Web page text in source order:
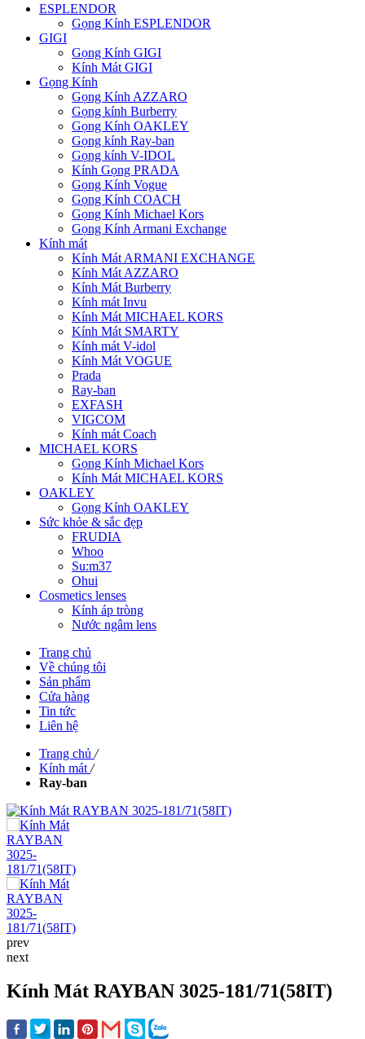
ESPLENDOR
Gọng Kính ESPLENDOR
GIGI
Gọng Kính GIGI
Kính Mát GIGI
Gọng Kính
Gọng Kính AZZARO
Gọng kính Burberry
Gọng Kính OAKLEY
Gọng kính Ray-ban
Gọng kính V-IDOL
Kính Gọng PRADA
Gọng Kính Vogue
Gọng Kính COACH
Gọng Kính Michael Kors
Gọng Kính Armani Exchange
Kính mát
Kính Mát ARMANI EXCHANGE
Kính Mát AZZARO
Kính Mát Burberry
Kính mát Invu
Kính Mát MICHAEL KORS
Kính Mát SMARTY
Kính mát V-idol
Kính Mát VOGUE
Prada
Ray-ban
EXFASH
VIGCOM
Kính mát Coach
MICHAEL KORS
Gọng Kính Michael Kors
Kính Mát MICHAEL KORS
OAKLEY
Gọng Kính OAKLEY
Sức khỏe & sắc đẹp
FRUDIA
Whoo
Su:m37
Ohui
Cosmetics lenses
Kính áp tròng
Nước ngâm lens
Trang chủ
Về chúng tôi
Sản phẩm
Cửa hàng
Tin tức
Liên hệ
Trang chủ /
Kính mát /
Ray-ban
prev
next
Kính Mát RAYBAN 3025-181/71(58IT)